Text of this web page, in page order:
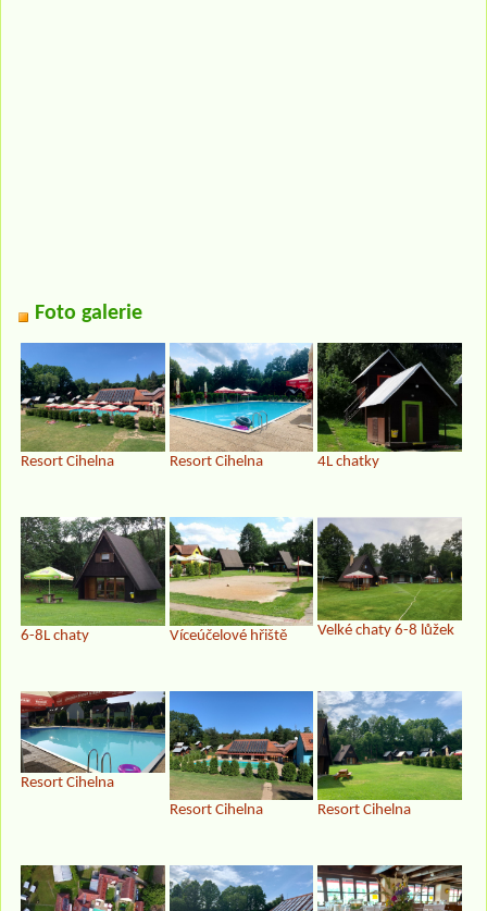
Foto galerie
Resort Cihelna Resort Cihelna 4L chatky
6-8L chaty Víceúčelové hřiště Velké chaty 6-8 lůžek
Resort Cihelna
Resort Cihelna
Resort Cihelna